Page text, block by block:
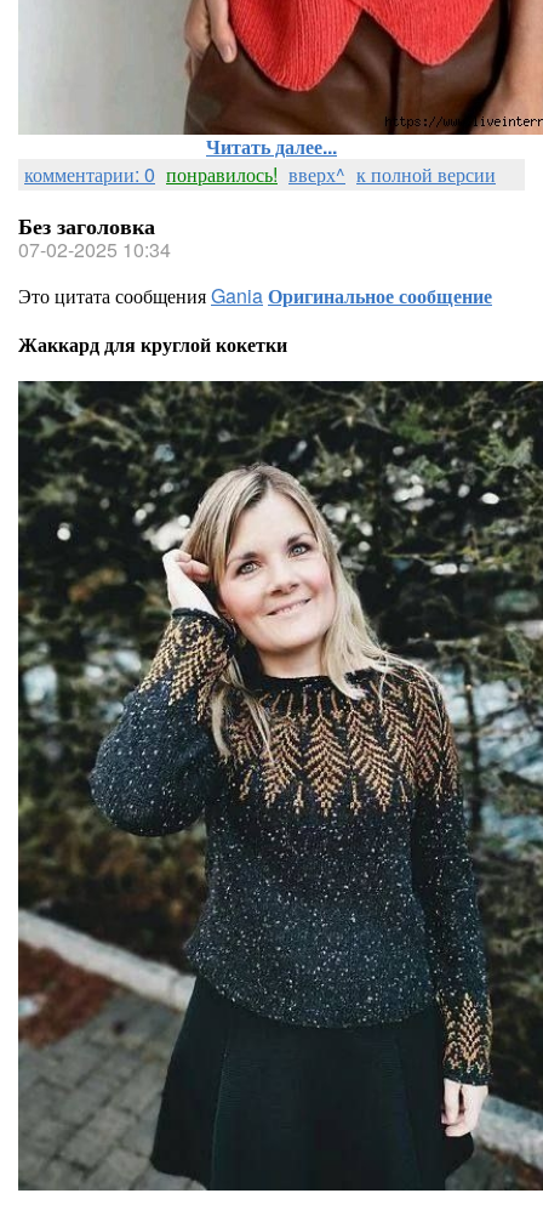
Читать далее...
комментарии: 0 понравилось! вверх^ к полной версии
Без заголовка
07-02-2025 10:34
Это цитата сообщенияGaniaОригинальное сообщение
Жаккард для круглой кокетки